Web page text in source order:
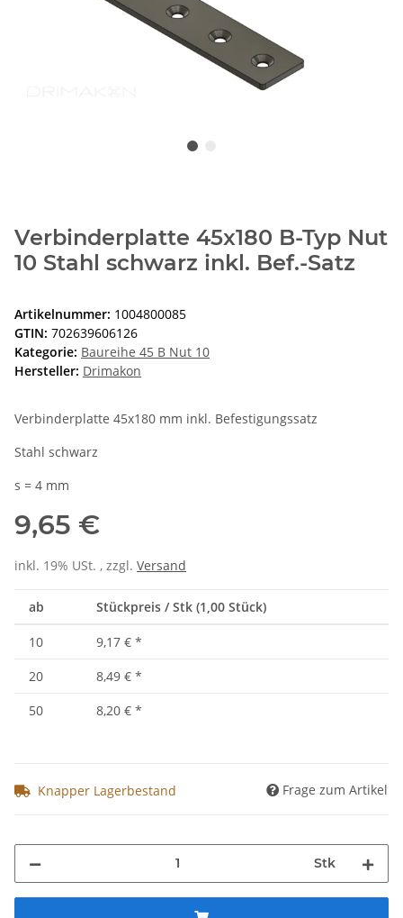
Verbinderplatte 45x180 B-Typ Nut
10 Stahl schwarz inkl. Bef.-Satz
Artikelnummer: 1004800085
GTIN: 702639606126
Kategorie: Baureihe 45 B Nut 10
Hersteller: Drimakon
Verbinderplatte 45x180 mm inkl. Befestigungssatz
Stahl schwarz
s = 4 mm
9,65 €
inkl. 19% USt. , zzgl. Versand
ab Stückpreis / Stk (1,00 Stück)
10 9,17 € *
20
8,49 € *
50
8,20 € *
Knapper Lagerbestand Frage zum Artikel
Stk